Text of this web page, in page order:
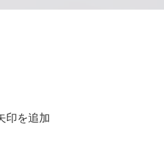
印を追加